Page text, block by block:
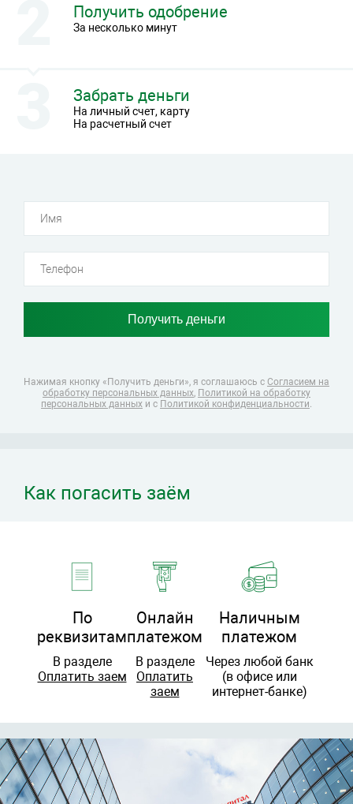
За несколько минут
Получить одобрение
На личный счет, карту
На расчетный счет
Забрать деньги
Нажимая кнопку «Получить деньги», я соглашаюсь с Согласием на
обработку персональных данных, Политикой на обработку
персональных данных и с Политикой конфиденциальности.
Как погасить заём
По
реквизитам
В разделе
Оплатить заем
Онлайн
платежом
В разделе
Оплатить
заем
Наличным
платежом
Через любой банк
(в офисе или
интернет-банке)